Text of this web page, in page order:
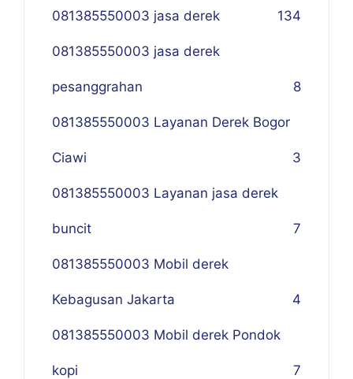
081385550003 jasa derek 134
081385550003 jasa derek
pesanggrahan 8
081385550003 Layanan Derek Bogor
Ciawi 3
081385550003 Layanan jasa derek
buncit 7
081385550003 Mobil derek
Kebagusan Jakarta 4
081385550003 Mobil derek Pondok
kopi 7